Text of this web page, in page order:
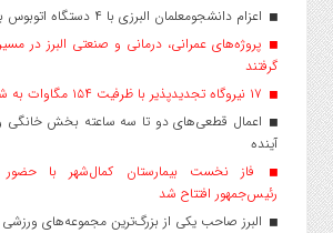
اعزام دانشجو‌معلمان البرزی با ۴ دستگاه اتوبوس به عتبات عالیات
پروژه‌های عمرانی، درمانی و صنعتی البرز در مسیر
گرفتند
اعمال قطعی‌های دو تا سه ساعته بخش خانگی
آینده
فاز نخست بیمارستان کمال‌شهر با حضور
رئیس‌جمهور افتتاح شد
البرز صاحب یکی از بزرگ‌ترین مجموعه‌های